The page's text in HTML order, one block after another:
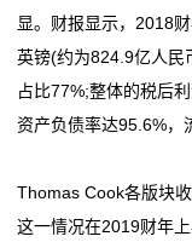
显。财报显示，2018
英镑(约为824.9亿人民
占比77%;整体的税后
资产负债率达95.6%，
Thomas Cook各版块
这一情况在2019财年